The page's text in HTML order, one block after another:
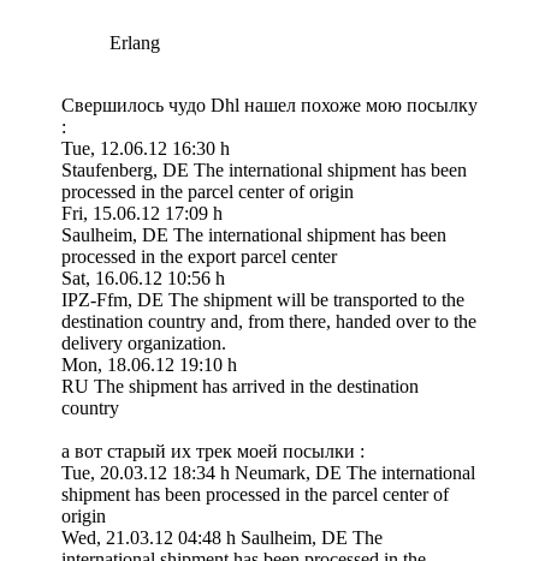
Erlang
Свершилось чудо Dhl нашел похоже мою посылку
:
Tue, 12.06.12 16:30 h
Staufenberg, DE The international shipment has been
processed in the parcel center of origin
Fri, 15.06.12 17:09 h
Saulheim, DE The international shipment has been
processed in the export parcel center
Sat, 16.06.12 10:56 h
IPZ-Ffm, DE The shipment will be transported to the
destination country and, from there, handed over to the
delivery organization.
Mon, 18.06.12 19:10 h
RU The shipment has arrived in the destination
country
а вот старый их трек моей посылки :
Tue, 20.03.12 18:34 h Neumark, DE The international
shipment has been processed in the parcel center of
origin
Wed, 21.03.12 04:48 h Saulheim, DE The